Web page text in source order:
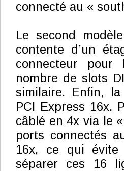
connecté au «
Le second
contente d’un
connecteur pour
nombre de slots
similaire. Enfin, la
PCI Express 16x.
câblé en 4x via le
ports connectés
16x, ce qui
séparer ces 16